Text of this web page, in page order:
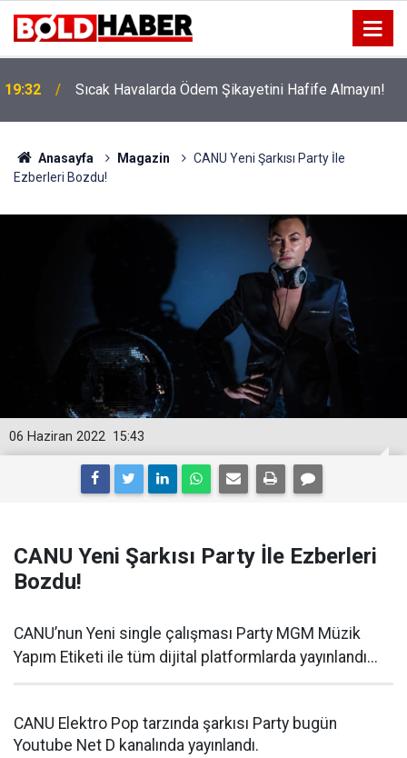
19:32 Sıcak Havalarda Ödem Şikayetini Hafife Almayın!
Anasayfa Magazin
CANU Yeni Şarkısı Party İle
Ezberleri Bozdu!
15:43
06 Haziran 2022
CANU Yeni Şarkısı Party İle Ezberleri
Bozdu!
CANU’nun Yeni single çalışması Party MGM Müzik
Yapım Etiketi ile tüm dijital platformlarda yayınlandı...
CANU Elektro Pop tarzında şarkısı Party bugün
Youtube Net D kanalında yayınlandı.